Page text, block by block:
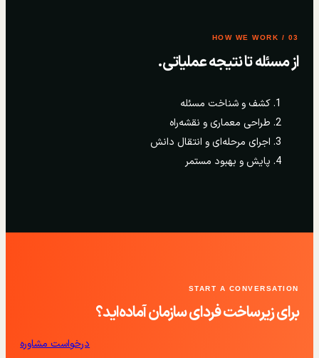
03 / HOW WE WORK
از مسئله تا نتیجه عملیاتی.
کشف و شناخت مسئله
طراحی معماری و نقشه‌راه
اجرای مرحله‌ای و انتقال دانش
پایش و بهبود مستمر
START A CONVERSATION
برای زیرساخت فردای سازمان آماده‌اید؟
درخواست مشاوره